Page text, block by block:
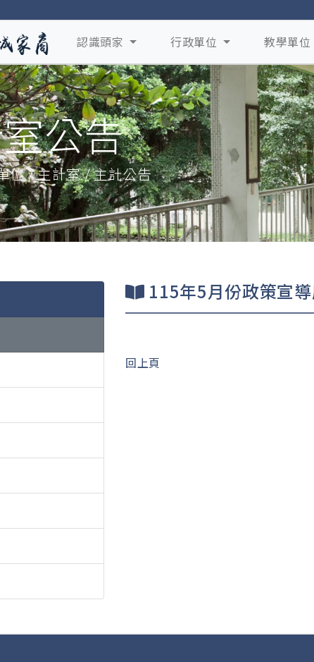
認識頭家 行政單位 教學單位
公告
位 / 主計室 / 主計公告
115年5月份政策宣
回上頁